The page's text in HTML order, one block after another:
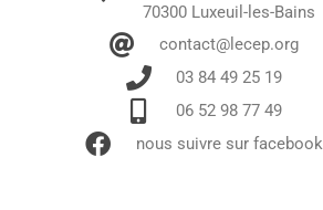
70300 Luxeuil-les-Bains
contact@lecep.org
03 84 49 25 19
06 52 98 77 49
nous suivre sur facebook